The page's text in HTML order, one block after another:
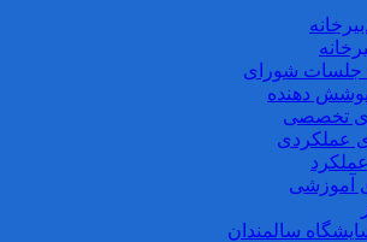
جلسات شورای
پوشش دهنده
تخصصی
عملکردی
آموزشی
سالمندان